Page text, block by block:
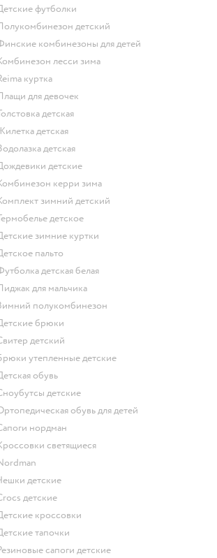
Детские футболки
Полукомбинезон детский
Финские комбинезоны для детей
Комбинезон лесси зима
Reima куртка
Плащи для девочек
Толстовка детская
Жилетка детская
Водолазка детская
Дождевики детские
Комбинезон керри зима
Комплект зимний детский
Термобелье детское
Детские зимние куртки
Детское пальто
Футболка детская белая
Пиджак для мальчика
Зимний полукомбинезон
Детские брюки
Свитер детский
Брюки утепленные детские
Детская обувь
Сноубутсы детские
Ортопедическая обувь для детей
Сапоги нордман
Кроссовки светящиеся
Nordman
Чешки детские
Crocs детские
Детские кроссовки
Детские тапочки
Резиновые сапоги детские